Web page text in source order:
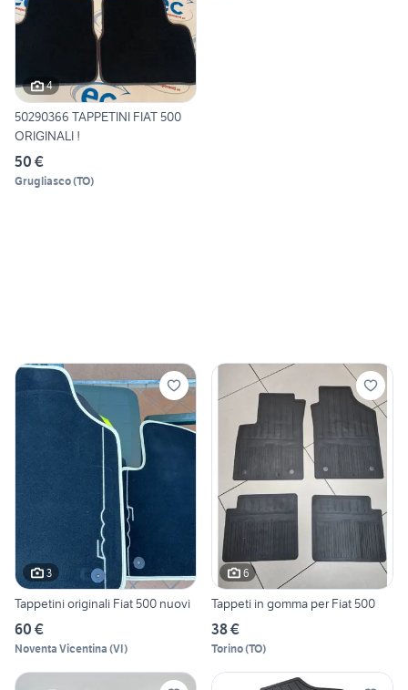
4
50290366 TAPPETINI FIAT 500
ORIGINALI !
50 €
Grugliasco(TO)
3
Tappetini originali Fiat 500 nuovi
60 €
Noventa Vicentina (VI)
6
Tappeti in gomma per Fiat 500
38 €
Torino(TO)